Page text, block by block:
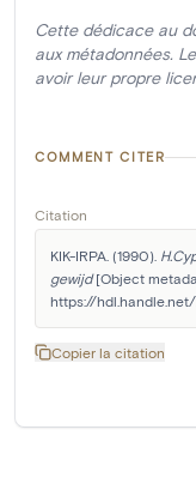
Cette dédicace au
aux métadonnées.
avoir leur propre
COMMENT CITER
Citation
KIK-IRPA. (1990).
gewijd [Object
https://
Copier la citation